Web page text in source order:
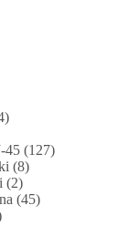
45 (127)
(8)
(2)
(45)